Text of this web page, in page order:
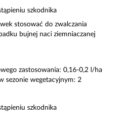
szkodnika
stosować do zwalczania
bujnej naci ziemniaczanej
zastosowania: 0,16-0,2 l/ha
sezonie wegetacyjnym: 2
szkodnika